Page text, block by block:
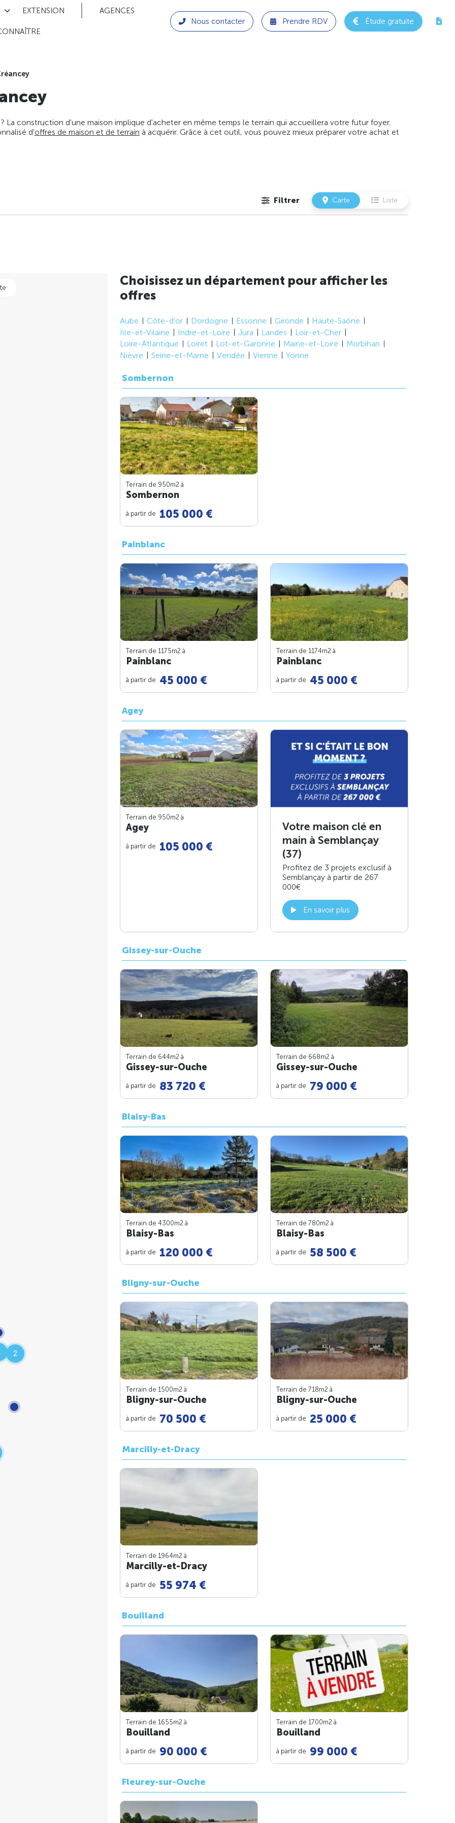
EXTENSION AGENCES
Nous contacter Prendre RDV Étude gratuite
La construction d'une maison implique d'acheter en même temps le terrain qui accueillera votre futur foyer.
d'offres de maison et de terrain à acquérir. Grâce à cet outil, vous pouvez mieux préparer votre achat et
Filtrer Carte Liste
2
Choisissez un département pour afficher les
offres
Aube Côte-d'or Dordogne Essonne Gironde
Haute-Saône
Ille-et-Vilaine
Indre-et-Loire Jura Landes
Loir-et-Cher
Loire-Atlantique
Loiret Lot-et-Garonne Maine-et-Loire
Morbihan
Nièvre
Seine-et-Marne Vendée Vienne Yonne
Sombernon
Terrain de 950m2 à
Sombernon
à partir de 105 000 €
Painblanc
Terrain de 1175m2 à
Painblanc
à partir de 45 000 €
Terrain de 1174m2 à
Painblanc
à partir de 45 000 €
Agey
Terrain de 950m2 à
Agey
à partir de 105 000 €
Votre maison clé en
main à Semblançay
(37)
Profitez de 3 projets exclusif à
Semblançay à partir de 267
000€
En savoir plus
Gissey-sur-Ouche
Terrain de 644m2 à
Gissey-sur-Ouche
à partir de 83 720 €
Terrain de 668m2 à
Gissey-sur-Ouche
à partir de 79 000 €
Blaisy-Bas
Terrain de 4300m2 à
Blaisy-Bas
à partir de 120 000 €
Terrain de 780m2 à
Blaisy-Bas
à partir de 58 500 €
Bligny-sur-Ouche
Terrain de 1500m2 à
Bligny-sur-Ouche
à partir de 70 500 €
Terrain de 718m2 à
Bligny-sur-Ouche
à partir de 25 000 €
Marcilly-et-Dracy
Terrain de 1964m2 à
Marcilly-et-Dracy
à partir de 55 974 €
Bouilland
Terrain de 1655m2 à
Bouilland
à partir de 90 000 €
Terrain de 1700m2 à
Bouilland
à partir de 99 000 €
Fleurey-sur-Ouche